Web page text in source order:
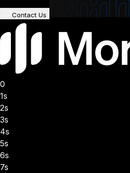
Contact Us
0
1s
2s
3s
4s
5s
6s
7s